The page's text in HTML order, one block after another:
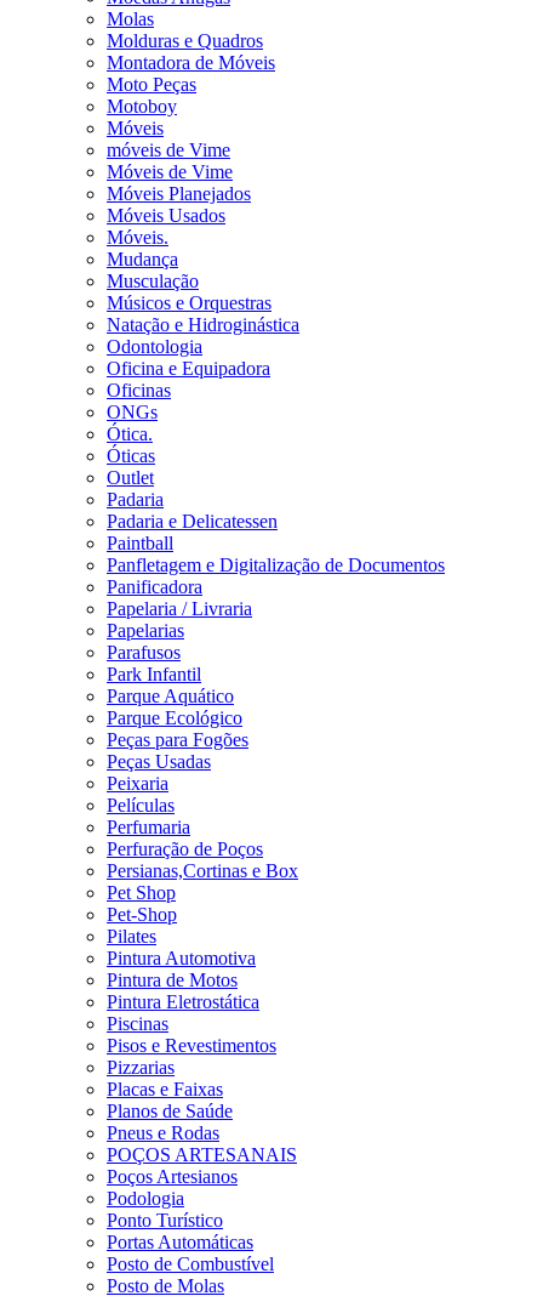
Molas
Molduras e Quadros
Montadora de Móveis
Moto Peças
Motoboy
Móveis
móveis de Vime
Móveis de Vime
Móveis Planejados
Móveis Usados
Móveis.
Mudança
Musculação
Músicos e Orquestras
Natação e Hidroginástica
Odontologia
Oficina e Equipadora
Oficinas
ONGs
Ótica.
Óticas
Outlet
Padaria
Padaria e Delicatessen
Paintball
Panfletagem e Digitalização de Documentos
Panificadora
Papelaria / Livraria
Papelarias
Parafusos
Park Infantil
Parque Aquático
Parque Ecológico
Peças para Fogões
Peças Usadas
Peixaria
Películas
Perfumaria
Perfuração de Poços
Persianas,Cortinas e Box
Pet Shop
Pet-Shop
Pilates
Pintura Automotiva
Pintura de Motos
Pintura Eletrostática
Piscinas
Pisos e Revestimentos
Pizzarias
Placas e Faixas
Planos de Saúde
Pneus e Rodas
POÇOS ARTESANAIS
Poços Artesianos
Podologia
Ponto Turístico
Portas Automáticas
Posto de Combustível
Posto de Molas